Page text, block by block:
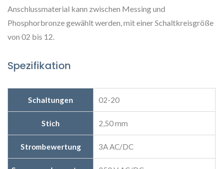
Anschlussmaterial kann zwischen Messing und
Phosphorbronze gewählt werden, mit einer Schaltkreisgröße
von 02 bis 12.
Spezifikation
Schaltungen 02-20
Stich 2,50 mm
Strombewertung 3A AC/DC